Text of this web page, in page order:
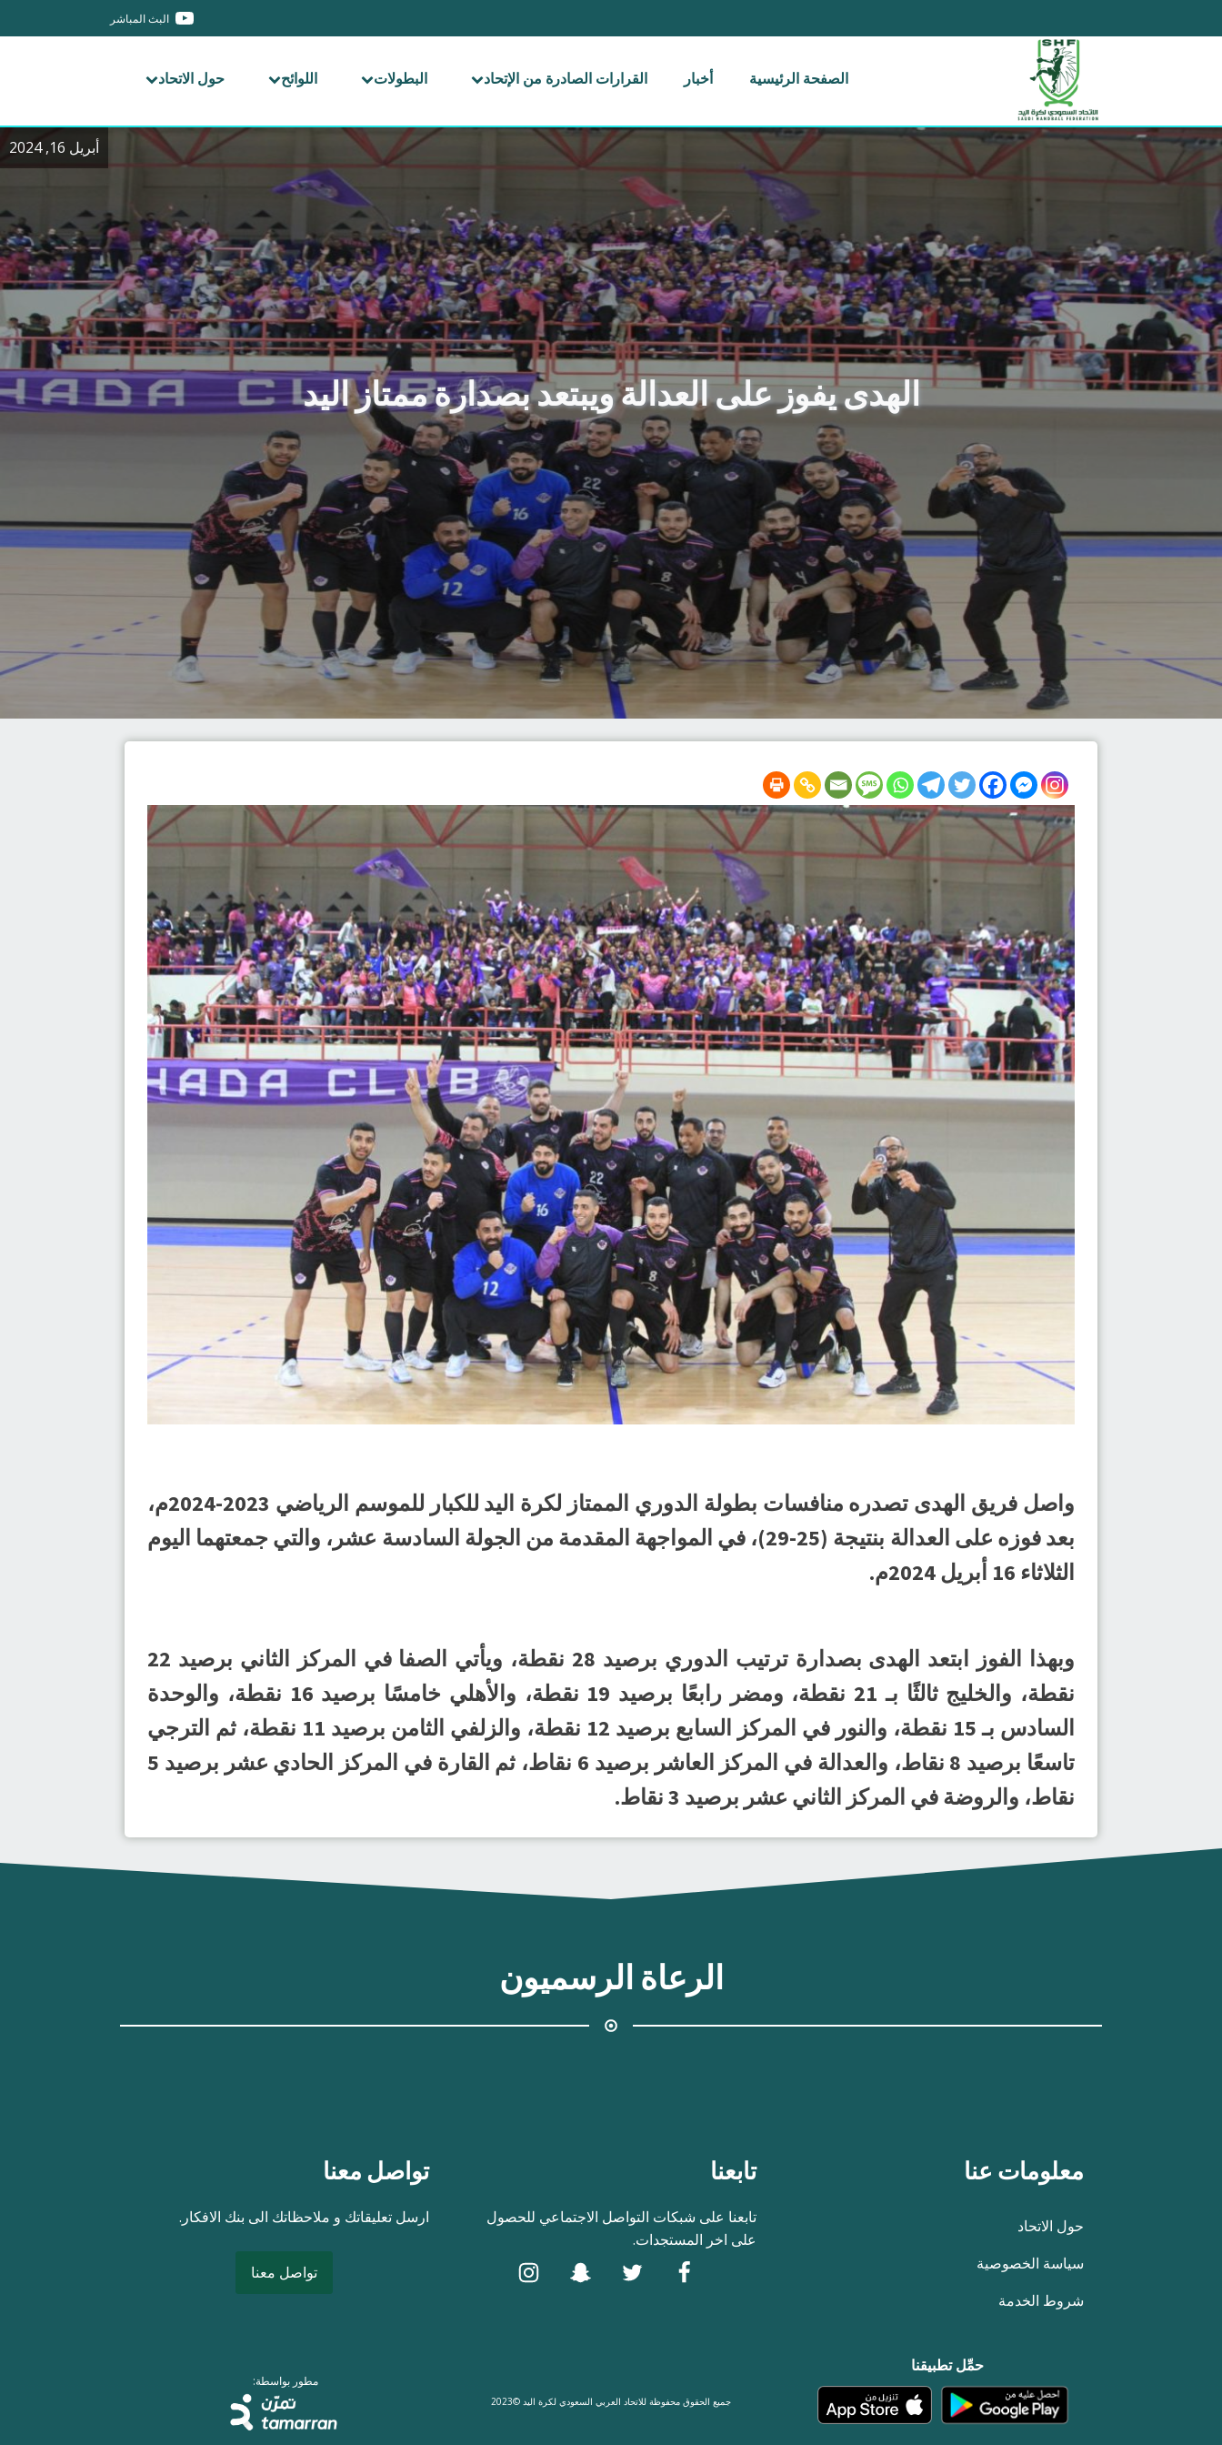
البث المباشر
الصفحة الرئيسية أخبار القرارات الصادرة من الإتحاد البطولات اللوائح حول الاتحاد
أبريل 16, 2024
الهدى يفوز على العدالة ويبتعد بصدارة ممتاز اليد
واصل فريق الهدى تصدره منافسات بطولة الدوري الممتاز لكرة اليد للكبار للموسم الرياضي 2023-2024م،
بعد فوزه على العدالة بنتيجة (25-29)، في المواجهة المقدمة من الجولة السادسة عشر، والتي جمعتهما اليوم
الثلاثاء 16 أبريل 2024م.
وبهذا الفوز ابتعد الهدى بصدارة ترتيب الدوري برصيد 28 نقطة، ويأتي الصفا في المركز الثاني برصيد 22
نقطة، والخليج ثالثًا بـ 21 نقطة، ومضر رابعًا برصيد 19 نقطة، والأهلي خامسًا برصيد 16 نقطة، والوحدة
السادس بـ 15 نقطة، والنور في المركز السابع برصيد 12 نقطة، والزلفي الثامن برصيد 11 نقطة، ثم الترجي
تاسعًا برصيد 8 نقاط، والعدالة في المركز العاشر برصيد 6 نقاط، ثم القارة في المركز الحادي عشر برصيد 5
نقاط، والروضة في المركز الثاني عشر برصيد 3 نقاط.
الرعاة الرسميون
معلومات عنا
حول الاتحاد
سياسة الخصوصية
شروط الخدمة
تابعنا
تابعنا على شبكات التواصل الاجتماعي للحصول
على اخر المستجدات.
تواصل معنا
ارسل تعليقاتك و ملاحظاتك الى بنك الافكار.
تواصل معنا
حمِّل تطبيقنا
جميع الحقوق محفوظة للاتحاد العربي السعودي لكرة اليد ©2023
مطور بواسطة: